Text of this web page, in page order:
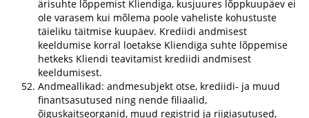
ärisuhte lõppemist Kliendiga, kusjuures lõppkuupäev ei
ole varasem kui mõlema poole vaheliste kohustuste
täieliku täitmise kuupäev. Krediidi andmisest
keeldumise korral loetakse Kliendiga suhte lõppemise
hetkeks Kliendi teavitamist krediidi andmisest
keeldumisest.
Andmeallikad: andmesubjekt otse, krediidi- ja muud
finantsasutused ning nende filiaalid,
õiguskaitseorganid, muud registrid ja riigiasutused,